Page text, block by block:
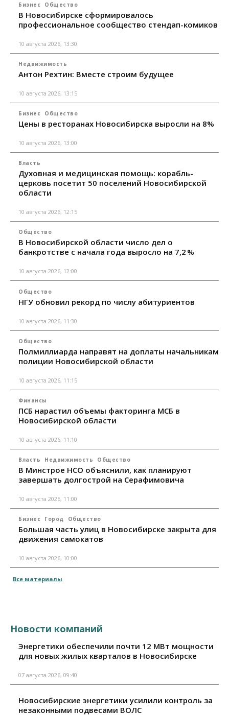
Бизнес Общество
В Новосибирске сформировалось
профессиональное сообщество стендап-комиков
10 августа 2026, 13:30
Недвижимость
Антон Рехтин: Вместе строим будущее
10 августа 2026, 13:15
Бизнес Общество
Цены в ресторанах Новосибирска выросли на 8%
10 августа 2026, 13:00
Власть
Духовная и медицинская помощь: корабль-
церковь посетит 50 поселений Новосибирской
области
10 августа 2026, 12:15
Общество
В Новосибирской области число дел о
банкротстве с начала года выросло на 7,2 %
10 августа 2026, 12:00
Общество
НГУ обновил рекорд по числу абитуриентов
10 августа 2026, 11:30
Общество
Полмиллиарда направят на доплаты начальникам
полиции Новосибирской области
10 августа 2026, 11:15
Финансы
ПСБ нарастил объемы факторинга МСБ в
Новосибирской области
10 августа 2026, 11:10
Власть Недвижимость Общество
В Минстрое НСО объяснили, как планируют
завершать долгострой на Серафимовича
10 августа 2026, 11:00
Бизнес Город Общество
Большая часть улиц в Новосибирске закрыта для
движения самокатов
10 августа 2026, 10:00
Все материалы
Новости компаний
Энергетики обеспечили почти 12 МВт мощности
для новых жилых кварталов в Новосибирске
07 августа 2026, 09:40
Новосибирские энергетики усилили контроль за
незаконными подвесами ВОЛС